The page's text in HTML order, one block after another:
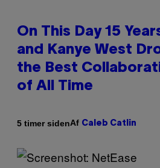
On This Day 15
and Kanye West
the Best
of All Time
5 timer sidenAf Caleb Catlin